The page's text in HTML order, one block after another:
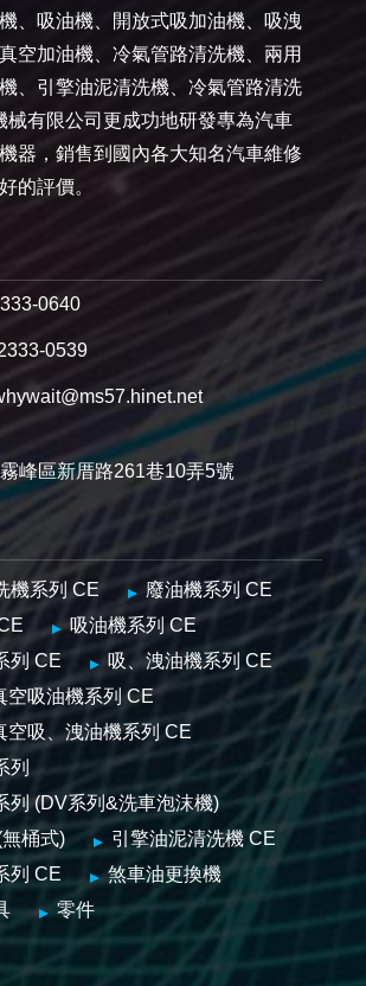
、吸油機、開放式吸加油機、吸洩
空加油機、冷氣管路清洗機、兩用
、引擎油泥清洗機、冷氣管路清洗
械有限公司更成功地研發專為汽車
器，銷售到國內各大知名汽車維修
的評價。
0640
0539
峰區新厝路261巷10弄5號
機系列 CE
廢油機系列 CE
吸油機系列 CE
列 CE
吸、洩油機系列 CE
空吸油機系列 CE
空吸、洩油機系列 CE
列
列 (DV系列&洗車泡沫機)
桶式)
引擎油泥清洗機 CE
列 CE
煞車油更換機
零件